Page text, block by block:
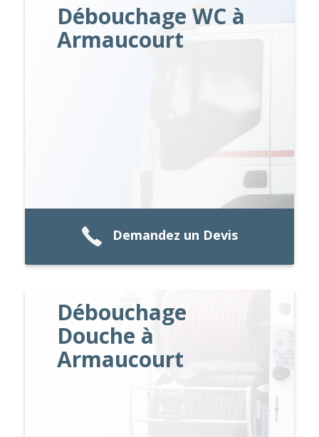
Débouchage WC à
Armaucourt
Demandez un Devis
Débouchage
Douche à
Armaucourt